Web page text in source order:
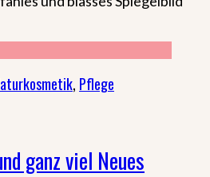
, Pflege
ganz viel Neues